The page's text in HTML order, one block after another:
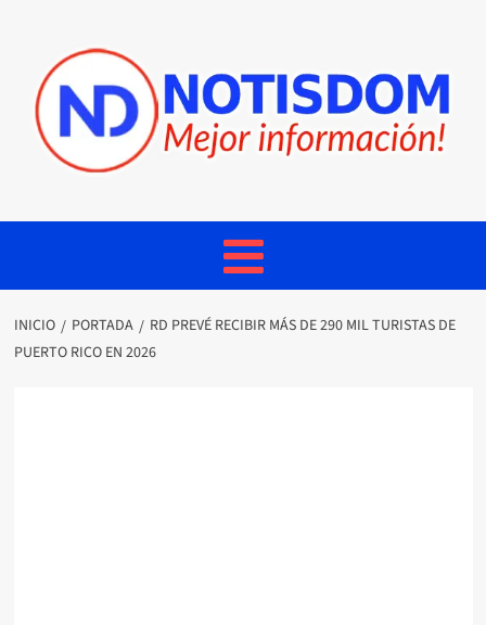
INICIO PORTADA
RD PREVÉ RECIBIR MÁS DE 290 MIL TURISTAS DE
PUERTO RICO EN 2026